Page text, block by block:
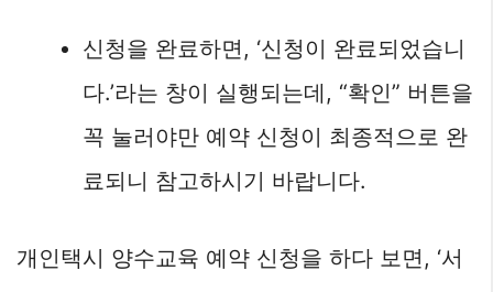
신청을 완료하면, ‘신청이 완료되었습니
다.’라는 창이 실행되는데, “확인” 버튼을
꼭 눌러야만 예약 신청이 최종적으로 완
료되니 참고하시기 바랍니다.
개인택시 양수교육 예약 신청을 하다 보면, ‘서